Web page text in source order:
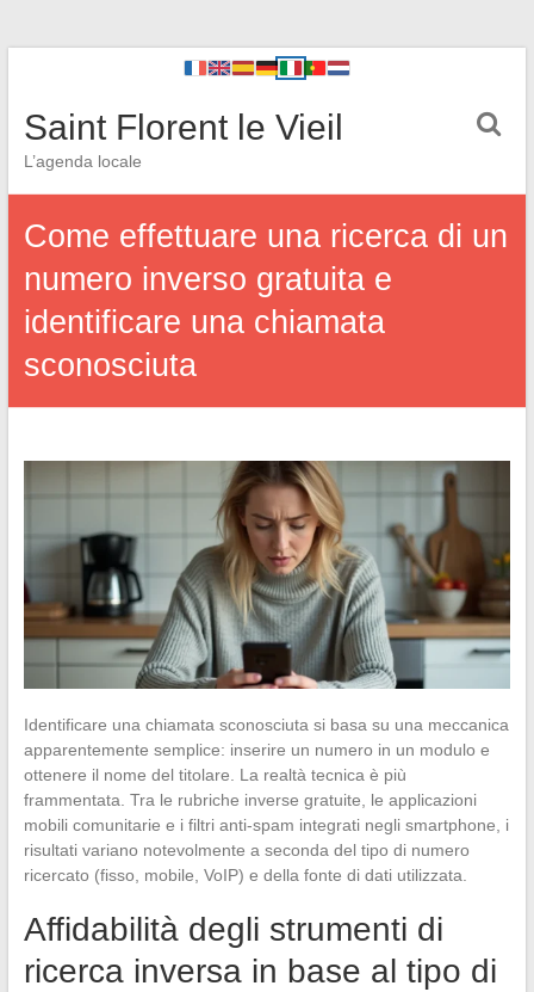
Saint Florent le Vieil
L’agenda locale
Come effettuare una ricerca di un
numero inverso gratuita e
identificare una chiamata
sconosciuta
Identificare una chiamata sconosciuta si basa su una meccanica
apparentemente semplice: inserire un numero in un modulo e
ottenere il nome del titolare. La realtà tecnica è più
frammentata. Tra le rubriche inverse gratuite, le applicazioni
mobili comunitarie e i filtri anti-spam integrati negli smartphone, i
risultati variano notevolmente a seconda del tipo di numero
ricercato (fisso, mobile, VoIP) e della fonte di dati utilizzata.
Affidabilità degli strumenti di
ricerca inversa in base al tipo di